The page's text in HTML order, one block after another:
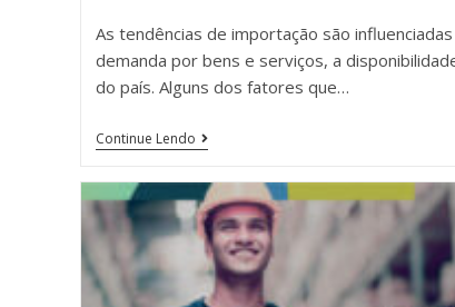
As tendências de importação são
demanda por bens e serviços, a
do país. Alguns dos fatores que…
Continue Lendo